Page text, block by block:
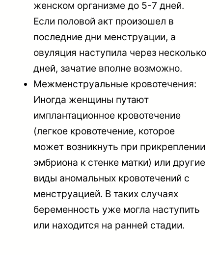
женском организме до 5-7 дней.
Если половой акт произошел в
последние дни менструации, а
овуляция наступила через несколько
дней, зачатие вполне возможно.
Межменструальные кровотечения:
Иногда женщины путают
имплантационное кровотечение
(легкое кровотечение, которое
может возникнуть при прикреплении
эмбриона к стенке матки) или другие
виды аномальных кровотечений с
менструацией. В таких случаях
беременность уже могла наступить
или находится на ранней стадии.